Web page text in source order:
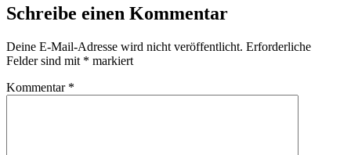
Schreibe einen Kommentar
Deine E-Mail-Adresse wird nicht veröffentlicht. Erforderliche
Felder sind mit * markiert
Kommentar *